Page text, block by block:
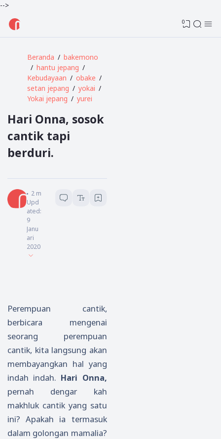
-->
0
Beranda
bakemono
hantu jepang
Kebudayaan
obake
setan jepang
yokai
Yokai jepang
yurei
Hari Onna, sosok
cantik tapi
berduri.
Admin
2menit baca
Upd
ated:
9
Janu
ari
2020
Perempuan cantik,
berbicara mengenai
seorang perempuan
cantik, kita langsung akan
membayangkan hal yang
indah indah. Hari Onna,
pernah dengar kah
makhluk cantik yang satu
ini? Apakah ia termasuk
dalam golongan mamalia?